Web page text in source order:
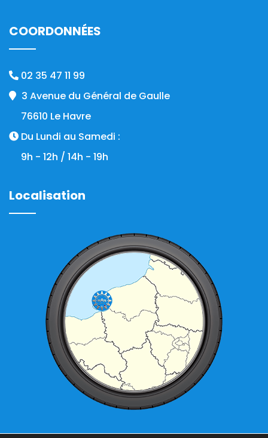
COORDONNÉES
02 35 47 11 99
3 Avenue du Général de Gaulle
76610 Le Havre
Du Lundi au Samedi :
9h - 12h / 14h - 19h
Localisation